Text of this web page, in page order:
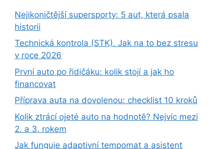
Nejikoničtější supersporty: 5 aut, která psala
historii
Technická kontrola (STK). Jak na to bez stresu
v roce 2026
První auto po řidičáku: kolik stojí a jak ho
financovat
Příprava auta na dovolenou: checklist 10 kroků
Kolik ztrácí ojeté auto na hodnotě? Nejvíc mezi
2. a 3. rokem
Jak funguje adaptivní tempomat a asistent